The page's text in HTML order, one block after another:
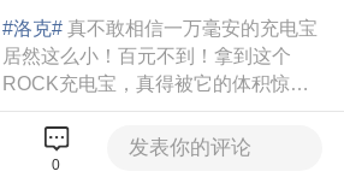
#洛克# 真不敢相信一万毫安的充电宝
居然这么小！百元不到！拿到这个
ROCK充电宝，真得被它的体积惊到
了，太迷你了叭！差不多和银行卡一
般大小，好小好小一只。表面是磨
0
发表你的评论